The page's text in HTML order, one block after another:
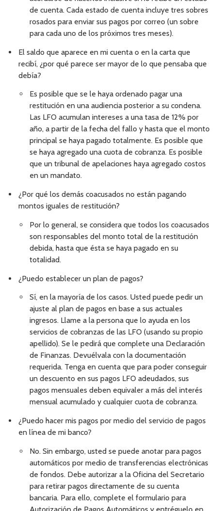
de cuenta. Cada estado de cuenta incluye tres sobres
rosados para enviar sus pagos por correo (un sobre
para cada uno de los próximos tres meses).
El saldo que aparece en mi cuenta o en la carta que
recibí, ¿por qué parece ser mayor de lo que pensaba que
debía?
Es posible que se le haya ordenado pagar una
restitución en una audiencia posterior a su condena.
Las LFO acumulan intereses a una tasa de 12% por
año, a partir de la fecha del fallo y hasta que el monto
principal se haya pagado totalmente. Es posible que
se haya agregado una cuota de cobranza. Es posible
que un tribunal de apelaciones haya agregado costos
en un mandato.
¿Por qué los demás coacusados no están pagando
montos iguales de restitución?
Por lo general, se considera que todos los coacusados
son responsables del monto total de la restitución
debida, hasta que ésta se haya pagado en su
totalidad.
¿Puedo establecer un plan de pagos?
Sí, en la mayoría de los casos. Usted puede pedir un
ajuste al plan de pagos en base a sus actuales
ingresos. Llame a la persona que lo ayuda en los
servicios de cobranzas de las LFO (usando su propio
apellido). Se le pedirá que complete una Declaración
de Finanzas. Devuélvala con la documentación
requerida. Tenga en cuenta que para poder conseguir
un descuento en sus pagos LFO adeudados, sus
pagos mensuales deben equivaler a más del interés
mensual acumulado y cualquier cuota de cobranza.
¿Puedo hacer mis pagos por medio del servicio de pagos
en línea de mi banco?
No. Sin embargo, usted se puede anotar para pagos
automáticos por medio de transferencias electrónicas
de fondos. Debe autorizar a la Oficina del Secretario
para retirar pagos directamente de su cuenta
bancaria. Para ello, complete el formulario para